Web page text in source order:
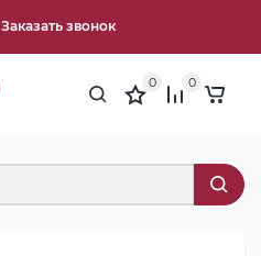
Заказать звонок
0 0